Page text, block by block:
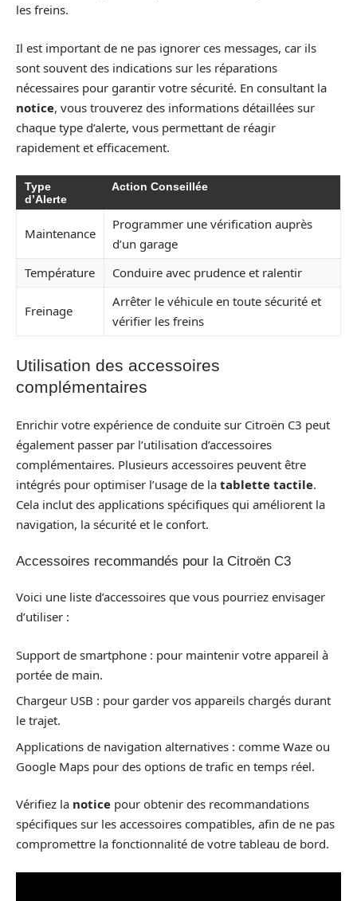
les freins.
Il est important de ne pas ignorer ces messages, car ils
sont souvent des indications sur les réparations
nécessaires pour garantir votre sécurité. En consultant la
notice, vous trouverez des informations détaillées sur
chaque type d’alerte, vous permettant de réagir
rapidement et efficacement.
Type
d’Alerte
Action Conseillée
Maintenance
Programmer une vérification auprès
d’un garage
Température
Conduire avec prudence et ralentir
Freinage
Arrêter le véhicule en toute sécurité et
vérifier les freins
Utilisation des accessoires
complémentaires
Enrichir votre expérience de conduite sur Citroën C3 peut
également passer par l’utilisation d’accessoires
complémentaires. Plusieurs accessoires peuvent être
intégrés pour optimiser l’usage de la tablette tactile.
Cela inclut des applications spécifiques qui améliorent la
navigation, la sécurité et le confort.
Accessoires recommandés pour la Citroën C3
Voici une liste d’accessoires que vous pourriez envisager
d’utiliser :
Support de smartphone : pour maintenir votre appareil à
portée de main.
Chargeur USB : pour garder vos appareils chargés durant
le trajet.
Applications de navigation alternatives : comme Waze ou
Google Maps pour des options de trafic en temps réel.
Vérifiez la notice pour obtenir des recommandations
spécifiques sur les accessoires compatibles, afin de ne pas
compromettre la fonctionnalité de votre tableau de bord.